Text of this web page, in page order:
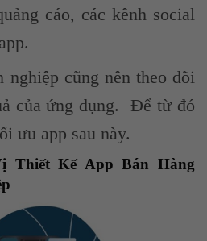
cáo, các kênh social
nghiệp cũng nên theo dõi
của ứng dụng. Để từ đó
ưu app sau này.
Thiết Kế App Bán Hàng